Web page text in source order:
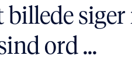
billede siger
ord ...